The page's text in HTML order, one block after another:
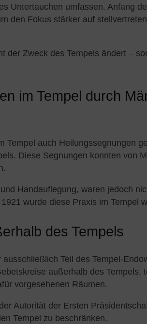
Untertauchen umfassen. Anfang
den Fokus stärker auf
der Zweck des Tempels ändert –
im Tempel durch
Tempel auch Heilungssegnungen
Diese Segnungen konnten von
Handauflegung, waren jedoch
wurde diese Praxis im Tempel
des Tempels
Teil des Tempel-
außerhalb des Tempels,
vorgesehenen Räumen.
Autorität der Ersten
Tempel zu beschränken.